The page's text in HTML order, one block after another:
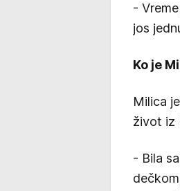
-
jos
Ko je
Milica
život iz
- Bila